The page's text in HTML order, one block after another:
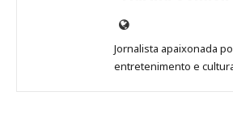
Site
de
Marina
Jornalista apaixonada
entretenimento e